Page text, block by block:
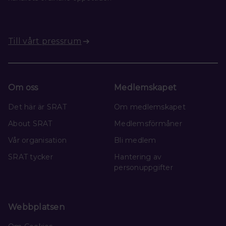
Till vårt pressrum
Om oss
Det här är SRAT
About SRAT
Vår organisation
SRAT tycker
Medlemskapet
Om medlemskapet
Medlemsförmåner
Bli medlem
Hantering av
personuppgifter
Webbplatsen